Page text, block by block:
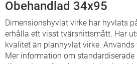
Obehandlad 34x95
Dimensionshyvlat virke har hyvlats
erhålla ett visst tvärsnittsmått. Har
kvalitet än planhyvlat virke.
Mer information om standardiserade